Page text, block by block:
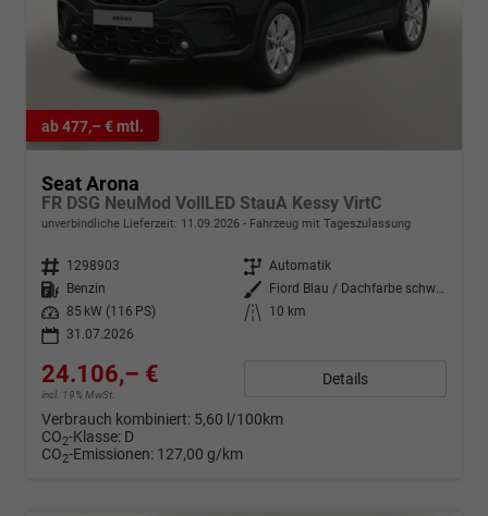
ab 477,– € mtl.
Seat Arona
FR DSG NeuMod VollLED StauA Kessy VirtC
unverbindliche Lieferzeit: 11.09.2026 Fahrzeug mit Tageszulassung
Fahrzeugnr. 1298903 Getriebe Automatik
Kraftstoff
Benzin Außenfarbe
Fiord Blau / Dachfarbe schwarz
Leistung
85 kW (116 PS) Kilometerstand
10 km
31.07.2026
24.106,– €
incl. 19% MwSt.
Details
Verbrauch kombiniert: 5,60 l/100km
CO2-Klasse: D
CO2-Emissionen: 127,00 g/km